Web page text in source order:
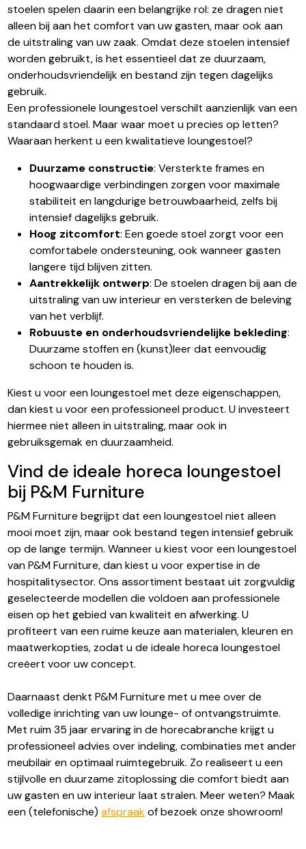
stoelen spelen daarin een belangrijke rol: ze dragen niet
alleen bij aan het comfort van uw gasten, maar ook aan
de uitstraling van uw zaak. Omdat deze stoelen intensief
worden gebruikt, is het essentieel dat ze duurzaam,
onderhoudsvriendelijk en bestand zijn tegen dagelijks
gebruik.
Een professionele loungestoel verschilt aanzienlijk van een
standaard stoel. Maar waar moet u precies op letten?
Waaraan herkent u een kwalitatieve loungestoel?
Duurzame constructie: Versterkte frames en
hoogwaardige verbindingen zorgen voor maximale
stabiliteit en langdurige betrouwbaarheid, zelfs bij
intensief dagelijks gebruik.
Hoog zitcomfort: Een goede stoel zorgt voor een
comfortabele ondersteuning, ook wanneer gasten
langere tijd blijven zitten.
Aantrekkelijk ontwerp: De stoelen dragen bij aan de
uitstraling van uw interieur en versterken de beleving
van het verblijf.
Robuuste en onderhoudsvriendelijke bekleding:
Duurzame stoffen en (kunst)leer dat eenvoudig
schoon te houden is.
Kiest u voor een loungestoel met deze eigenschappen,
dan kiest u voor een professioneel product. U investeert
hiermee niet alleen in uitstraling, maar ook in
gebruiksgemak en duurzaamheid.
Vind de ideale horeca loungestoel
bij P&M Furniture
P&M Furniture begrijpt dat een loungestoel niet alleen
mooi moet zijn, maar ook bestand tegen intensief gebruik
op de lange termijn. Wanneer u kiest voor een loungestoel
van P&M Furniture, dan kiest u voor expertise in de
hospitalitysector. Ons assortiment bestaat uit zorgvuldig
geselecteerde modellen die voldoen aan professionele
eisen op het gebied van kwaliteit en afwerking. U
profiteert van een ruime keuze aan materialen, kleuren en
maatwerkopties, zodat u de ideale horeca loungestoel
creëert voor uw concept.
Daarnaast denkt P&M Furniture met u mee over de
volledige inrichting van uw lounge- of ontvangstruimte.
Met ruim 35 jaar ervaring in de horecabranche krijgt u
professioneel advies over indeling, combinaties met ander
meubilair en optimaal ruimtegebruik. Zo realiseert u een
stijlvolle en duurzame zitoplossing die comfort biedt aan
uw gasten en uw interieur laat stralen. Meer weten? Maak
een (telefonische)afspraakof bezoek onze showroom!